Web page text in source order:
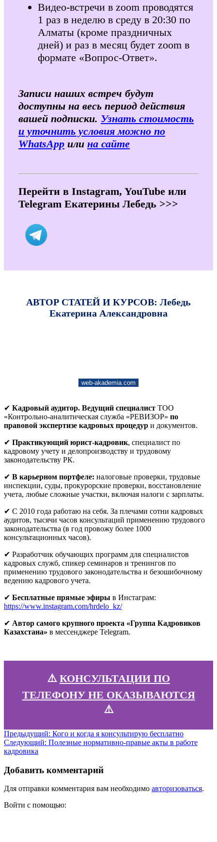
Видео-встречи в zoom проводятся
1 раз в неделю в среду в 20:30 по
Алматы (кроме праздничных
дней) и раз в месяц будет zoom в
формате «Вопрос-Ответ».
Записи наших встреч будут
доступны на весь период действия
вашей подписки. Узнать стоимость
и уточнить условия можно по
WhatsApp или на сайте
Перейти в Instagram, YouTube или
Telegram Екатерины Лебедь >>>
АВТОР СТАТЕЙ И КУРСОВ: Лебедь
Екатерина Александровна
web-akademia.com
✔ Кадровый аудитор. Ведущий специалист ТОО
«Контрольно-аналитическая служба «РЕВИЗОР» по
правовой экспертизе кадровых процедур и документов.
✔ Практикующий юрист-кадровик, специалист по
кадровому учету и делопроизводству и трудовому
законодательству РК.
✔ В карьерном портфеле: налоговые проверки, трудовые
инспекции, суды, прокурорские проверки, восстановление
учета, любые сложные участки, включая налоги с зарплаты.
✔ С 2010 года работаю на себя. За плечами сотни кадровых
аудитов, тысячи часов консультаций применению трудового
законодательства (в год провожу более 1000
консультационных часов).
✔ Разработчик обучающих программ для специалистов
кадровых служб, спикер семинаров и тренингов по
применению трудового законодательства и безошибочному
ведению кадрового учета.
✔ Бесплатные прямые эфиры в Инстаграм:
https://www.instagram.com/hrdelo_kz/
✔ Автор самого крупного проекта «Группа Кадровиков
Казахстана» в мессенджере Telegram.
⚠️ КОНСУЛЬТАЦИИ ПО
ТЕЛЕФОНУ НЕ ОКАЗЫВАЮТСЯ
⚠️
Навигация
по
Предыдущий: Предыдущая
запись:
Кого и когда я консультирую бесплатно
Следующий: Следующая
Полезные нормативно-правые акты в работе
кадровика
Добавить комментарий
Для отправки комментария вам необходимо авторизоваться.
Войти с помощью: